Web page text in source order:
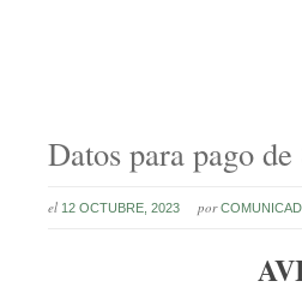
Datos para pago
el 12 OCTUBRE, 2023 por